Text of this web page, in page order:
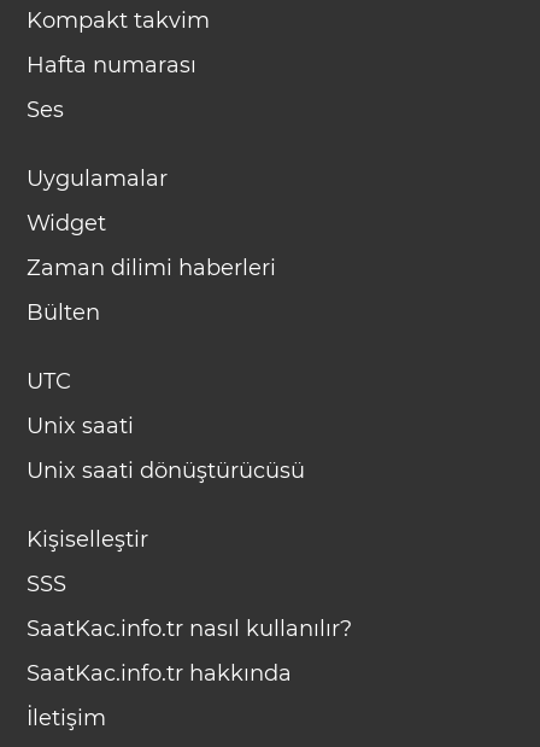
Kompakt takvim
Hafta numarası
Ses
Uygulamalar
Widget
Zaman dilimi haberleri
Bülten
UTC
Unix saati
Unix saati dönüştürücüsü
Kişiselleştir
SSS
SaatKac.info.tr nasıl kullanılır?
SaatKac.info.tr hakkında
İletişim